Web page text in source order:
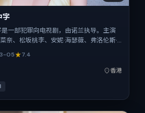
字
是一部犯罪向电视剧，由诺兰执导。主演
奈、松坂桃李、安妮·海瑟薇、弗洛伦斯·
品主要在中国香港取景与发行，2020年春
面，首映日期 2020-03-05，正片时长107
05 7.4
香港